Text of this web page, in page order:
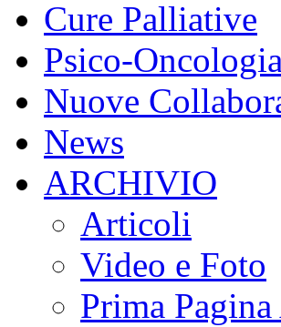
Cure Palliative
Psico-Oncologia
Nuove
News
ARCHIVIO
Articoli
Video e Foto
Prima